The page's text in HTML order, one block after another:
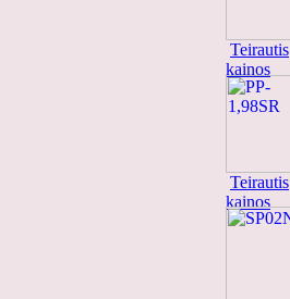
Teirautis
kainos
Teirautis
kainos